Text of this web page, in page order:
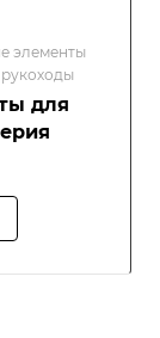
элементы
для